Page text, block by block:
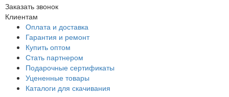
Заказать звонок
Клиентам
Оплата и доставка
Гарантия и ремонт
Купить оптом
Стать партнером
Подарочные сертификаты
Уцененные товары
Каталоги для скачивания